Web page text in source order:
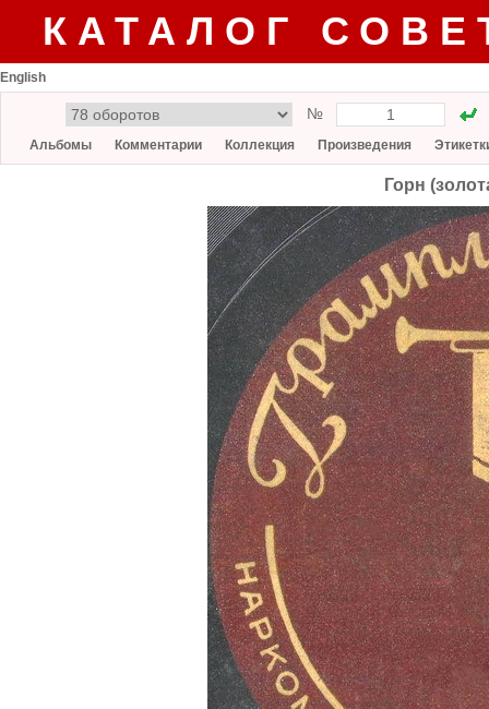
КАТАЛОГ
English
№
Альбомы Комментарии Коллекция Произведения
Горн